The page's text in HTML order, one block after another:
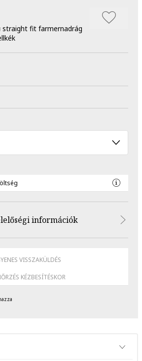
straight fit farmernadrág
információk
VISSZAKÜLDÉS
KÉZBESÍTÉSKOR